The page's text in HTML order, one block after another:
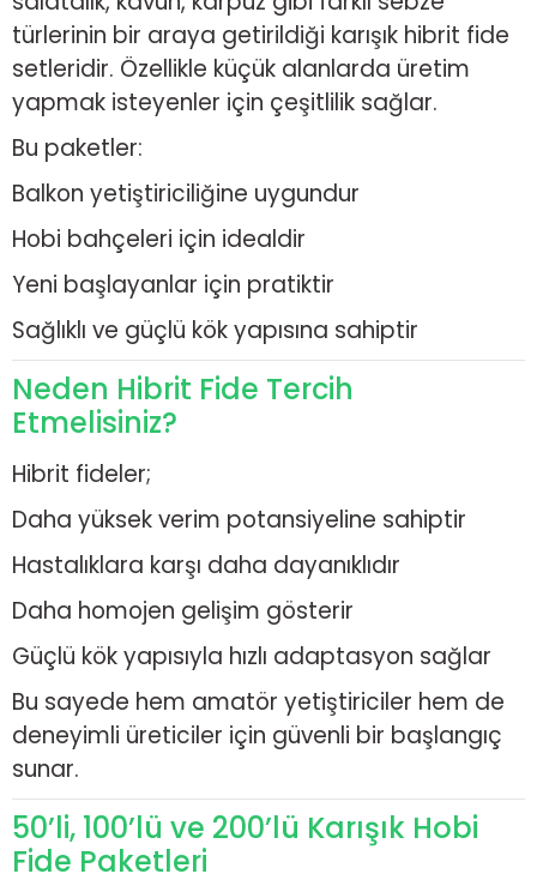
türlerinin bir araya getirildiği karışık hibrit fide
setleridir. Özellikle küçük alanlarda üretim
yapmak isteyenler için çeşitlilik sağlar.
Bu paketler:
Balkon yetiştiriciliğine uygundur
Hobi bahçeleri için idealdir
Yeni başlayanlar için pratiktir
Sağlıklı ve güçlü kök yapısına sahiptir
Neden Hibrit Fide Tercih
Etmelisiniz?
Hibrit fideler;
Daha yüksek verim potansiyeline sahiptir
Hastalıklara karşı daha dayanıklıdır
Daha homojen gelişim gösterir
Güçlü kök yapısıyla hızlı adaptasyon sağlar
Bu sayede hem amatör yetiştiriciler hem de
deneyimli üreticiler için güvenli bir başlangıç
sunar.
50’li, 100’lü ve 200’lü Karışık Hobi
Fide Paketleri